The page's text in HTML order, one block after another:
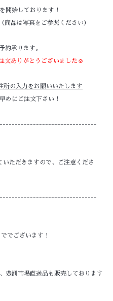
開始しております！
品は写真をご参照ください）
約承ります。
文ありがとうございました☺
の入力をお願いいたします
めにご注文下さい！
ただきますので、ご注意くださ
でございます！
豊洲市場直送品も販売しております